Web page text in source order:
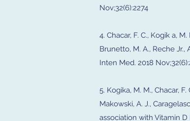
Nov;32(6):2274
4. Chacar, F. C., Kogik a,
Brunetto, M. A., Reche
Inten Med. 2018
5. Kogika, M. M., Chacar,
Makowski, A. J.,
association with Vitamin